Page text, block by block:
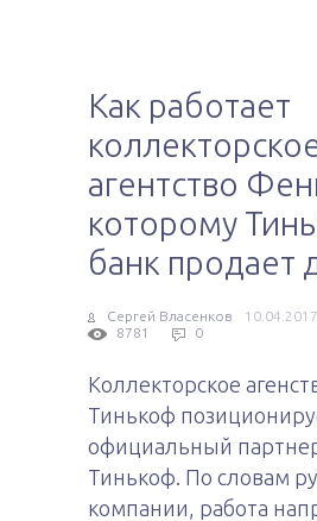
Как работает
агентство
которому
банк продает
Сергей Власенков
10.04.2017
8781
0
Коллекторское
Тинькоф
официальный
Тинькоф. По словам
компании, работа